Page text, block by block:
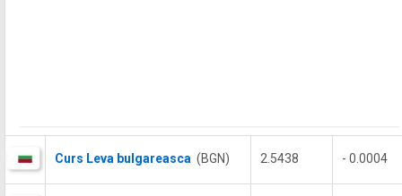
Curs Leva bulgareasca (BGN) 2.5438 - 0.0004